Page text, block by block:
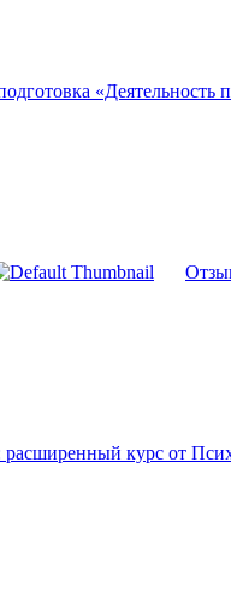
курс от